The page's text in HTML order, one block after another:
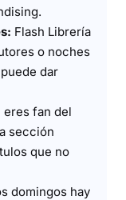
Flash Librería
o noches
dar
eres fan del
sección
que no
domingos hay